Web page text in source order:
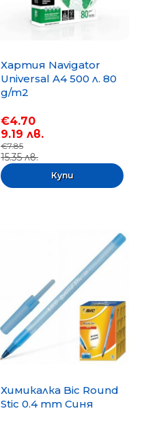
Хартия Navigator
Universal A4 500 л. 80
g/m2
€4.70
9.19 лв.
€7.85
15.35 лв.
Химикалка Bic Round
Stic 0.4 mm Синя